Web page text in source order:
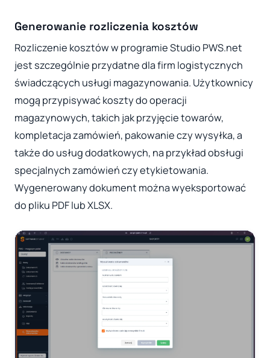
Generowanie rozliczenia kosztów
Rozliczenie kosztów w programie Studio PWS.net
jest szczególnie przydatne dla firm logistycznych
świadczących usługi magazynowania. Użytkownicy
mogą przypisywać koszty do operacji
magazynowych, takich jak przyjęcie towarów,
kompletacja zamówień, pakowanie czy wysyłka, a
także do usług dodatkowych, na przykład obsługi
specjalnych zamówień czy etykietowania.
Wygenerowany dokument można wyeksportować
do pliku PDF lub XLSX.